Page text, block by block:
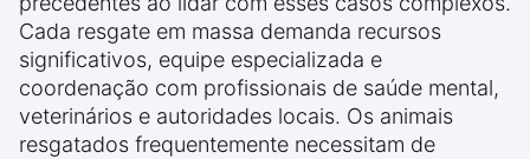
Cada resgate em massa demanda recursos
significativos, equipe especializada e
coordenação com profissionais de saúde mental,
veterinários e autoridades locais. Os animais
resgatados frequentemente necessitam de